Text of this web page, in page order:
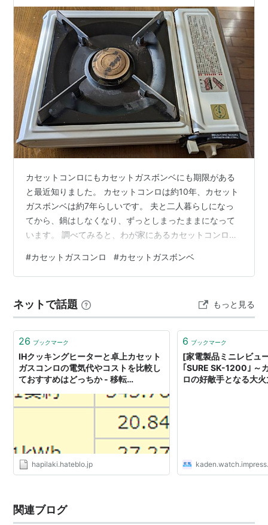
カセットコンロにもカセットガスボンベにも期限がある
と最近知りました。 カセットコンロは約10年、カセット
ガスボンベは約7年らしいです。 夫と二人暮らしになっ
てから、鍋はしなくなり、ずっとしまったままになって
います。 調べてみると、わが家にあるカセットコンロの
ンベは2012年で約12年経っていました。 カセットガスボ
ンベは2本半残っていたので、さっそく外の風通しの良い
スを抜きました。30分くらいかかりました。 カセットコ
ンロを使うことはあまりないと思うけれど、ガスや電気
が止まった時のことを考…
#カセットガスコンロ #カセットガスボンベ
ネットで話題 もっと見る
26 ブックマーク
IHクッキングヒーターと卓上カセット
ガスコンロの電気代やコストを比較し
ておすすめはどっちか - 移転
hapilaki.hateblo.jp
6 ブックマーク
[家電製品ミニレビュ
｢SURE SK-1200｣ ～
ロの好敵手となる大
関連ブログ